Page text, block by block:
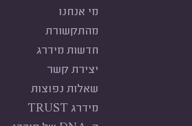
מי אנחנו
מהתקשורת
חדשות מידרג
יצירת קשר
שאלות נפוצות
מידרג TRUST